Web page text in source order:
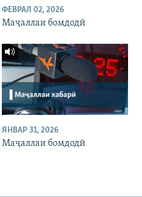
ФЕВРАЛ 02, 2026
Маҷаллаи бомдодӣ
ЯНВАР 31, 2026
Маҷаллаи бомдодӣ